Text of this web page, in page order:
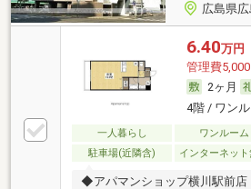
広島県
6.40万円
管理費
2ヶ月
4階 / ワン
一人暮らし ワンルーム
駐車場(近隣含)
インターネッ
◆アパマンショップ横川駅前